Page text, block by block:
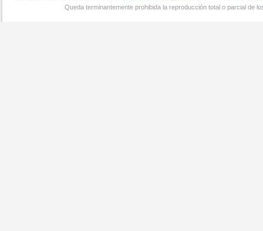
Queda terminantemente prohibida la reproducción total o parcial de